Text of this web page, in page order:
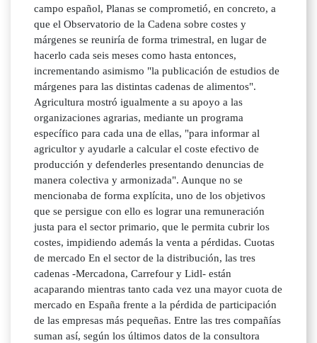
campo español, Planas se comprometió, en concreto, a
que el Observatorio de la Cadena sobre costes y
márgenes se reuniría de forma trimestral, en lugar de
hacerlo cada seis meses como hasta entonces,
incrementando asimismo "la publicación de estudios de
márgenes para las distintas cadenas de alimentos".
Agricultura mostró igualmente a su apoyo a las
organizaciones agrarias, mediante un programa
específico para cada una de ellas, "para informar al
agricultor y ayudarle a calcular el coste efectivo de
producción y defenderles presentando denuncias de
manera colectiva y armonizada". Aunque no se
mencionaba de forma explícita, uno de los objetivos
que se persigue con ello es lograr una remuneración
justa para el sector primario, que le permita cubrir los
costes, impidiendo además la venta a pérdidas. Cuotas
de mercado En el sector de la distribución, las tres
cadenas -Mercadona, Carrefour y Lidl- están
acaparando mientras tanto cada vez una mayor cuota de
mercado en España frente a la pérdida de participación
de las empresas más pequeñas. Entre las tres compañías
suman así, según los últimos datos de la consultora